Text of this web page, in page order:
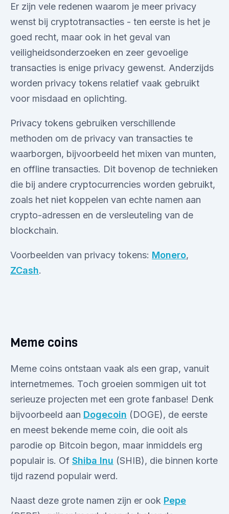
Er zijn vele redenen waarom je meer privacy
wenst bij cryptotransacties - ten eerste is het je
goed recht, maar ook in het geval van
veiligheidsonderzoeken en zeer gevoelige
transacties is enige privacy gewenst. Anderzijds
worden privacy tokens relatief vaak gebruikt
voor misdaad en oplichting.
Privacy tokens gebruiken verschillende
methoden om de privacy van transacties te
waarborgen, bijvoorbeeld het mixen van munten,
en offline transacties. Dit bovenop de technieken
die bij andere cryptocurrencies worden gebruikt,
zoals het niet koppelen van echte namen aan
crypto-adressen en de versleuteling van de
blockchain.
Voorbeelden van privacy tokens: Monero,
ZCash.
Meme coins
Meme coins ontstaan vaak als een grap, vanuit
internetmemes. Toch groeien sommigen uit tot
serieuze projecten met een grote fanbase! Denk
bijvoorbeeld aan Dogecoin (DOGE), de eerste
en meest bekende meme coin, die ooit als
parodie op Bitcoin begon, maar inmiddels erg
populair is. Of Shiba Inu (SHIB), die binnen korte
tijd razend populair werd.
Naast deze grote namen zijn er ook Pepe